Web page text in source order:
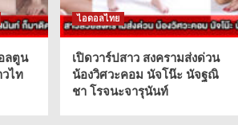
ลตูน
ไท
ไอดอลไทย
เปิดวาร์ปสาว สงครามส่งด่วน
น้องวิศวะคอม นัจโน๊ะ นัจฐณิ
ชา โรจนะจารุนันท์